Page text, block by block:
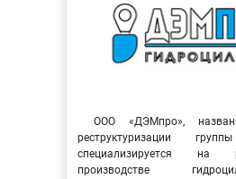
ООО «ДЭМпро»,
реструктуризации
специализируется на
производстве